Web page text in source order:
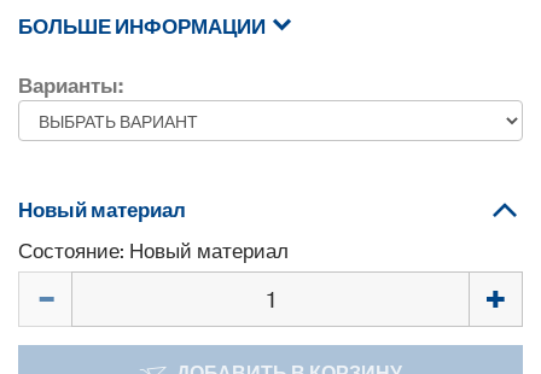
БОЛЬШЕ ИНФОРМАЦИИ
Варианты:
Новый материал
Состояние: Новый материал